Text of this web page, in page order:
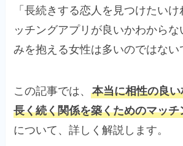
「長続きする恋人を見つけたい
ッチングアプリが良いかわから
みを抱える女性は多いのではない
この記事では、本当に相性の良
長く続く関係を築くためのマッ
について、詳しく解説します。